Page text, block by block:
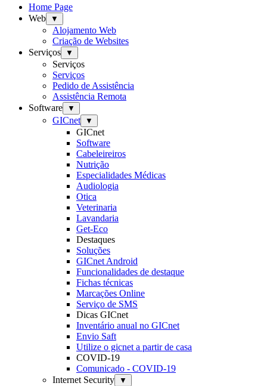
Home Page
Web
▼
Alojamento Web
Criação de Websites
Serviços
▼
Serviços
Serviços
Pedido de Assistência
Assistência Remota
Software
▼
GICnet ▼
GICnet
Software
Cabeleireiros
Nutrição
Especialidades Médicas
Audiologia
Otica
Veterinaria
Lavandaria
Get-Eco
Destaques
Soluções
GICnet Android
Funcionalidades de destaque
Fichas técnicas
Marcações Online
Serviço de SMS
Dicas GICnet
Inventário anual no GICnet
Envio Saft
Utilize o gicnet a partir de casa
COVID-19
Comunicado - COVID-19
Internet Security
▼